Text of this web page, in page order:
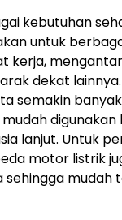
kebutuhan
untuk
kerja,
dekat
semakin
digunakan
lanjut. Untuk
motor listrik
mudah